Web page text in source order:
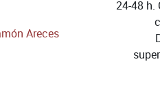
24-48 h.
Areces